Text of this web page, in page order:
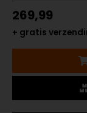
269,99
+ gratis